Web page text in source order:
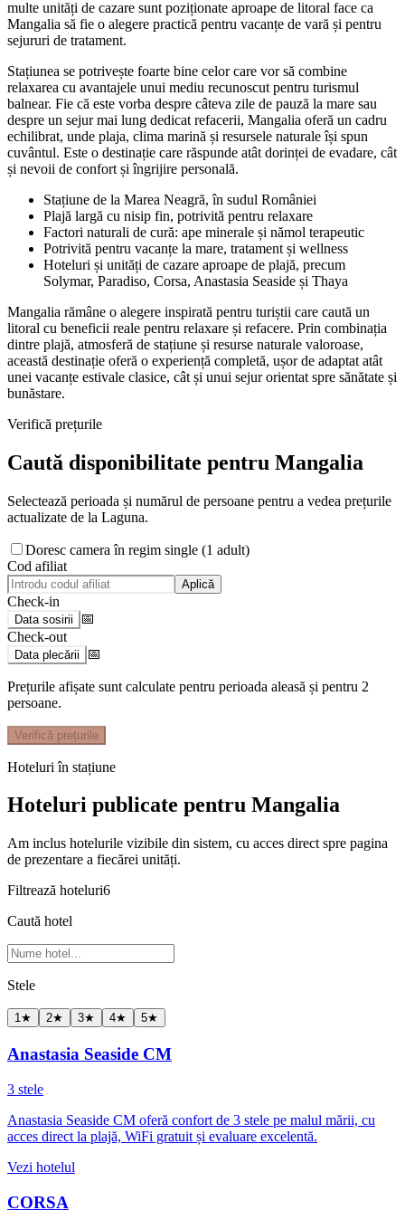
multe unități de cazare sunt poziționate aproape de litoral face ca
Mangalia să fie o alegere practică pentru vacanțe de vară și pentru
sejururi de tratament.
Stațiunea se potrivește foarte bine celor care vor să combine
relaxarea cu avantajele unui mediu recunoscut pentru turismul
balnear. Fie că este vorba despre câteva zile de pauză la mare sau
despre un sejur mai lung dedicat refacerii, Mangalia oferă un cadru
echilibrat, unde plaja, clima marină și resursele naturale își spun
cuvântul. Este o destinație care răspunde atât dorinței de evadare, cât
și nevoii de confort și îngrijire personală.
Stațiune de la Marea Neagră, în sudul României
Plajă largă cu nisip fin, potrivită pentru relaxare
Factori naturali de cură: ape minerale și nămol terapeutic
Potrivită pentru vacanțe la mare, tratament și wellness
Hoteluri și unități de cazare aproape de plajă, precum
Solymar, Paradiso, Corsa, Anastasia Seaside și Thaya
Mangalia rămâne o alegere inspirată pentru turiștii care caută un
litoral cu beneficii reale pentru relaxare și refacere. Prin combinația
dintre plajă, atmosferă de stațiune și resurse naturale valoroase,
această destinație oferă o experiență completă, ușor de adaptat atât
unei vacanțe estivale clasice, cât și unui sejur orientat spre sănătate și
bunăstare.
Verifică prețurile
Caută disponibilitate pentru Mangalia
Selectează perioada și numărul de persoane pentru a vedea prețurile
actualizate de la Laguna.
Doresc camera în regim single (1 adult)
Cod afiliat
Aplică
Check-in
Data sosirii
📅
Check-out
Data plecării 📅
Prețurile afișate sunt calculate pentru perioada aleasă și pentru 2
persoane.
Verifică prețurile
Hoteluri în stațiune
Hoteluri publicate pentru Mangalia
Am inclus hotelurile vizibile din sistem, cu acces direct spre pagina
de prezentare a fiecărei unități.
Filtrează hoteluri6
Caută hotel
Stele
1★ 2★ 3★ 4★ 5★
Anastasia Seaside CM
3 stele
Anastasia Seaside CM oferă confort de 3 stele pe malul mării, cu
acces direct la plajă, WiFi gratuit și evaluare excelentă.
Vezi hotelul
CORSA